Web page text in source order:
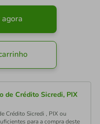
de Crédito Sicredi, PIX
Crédito Sicredi , PIX ou
para a compra deste